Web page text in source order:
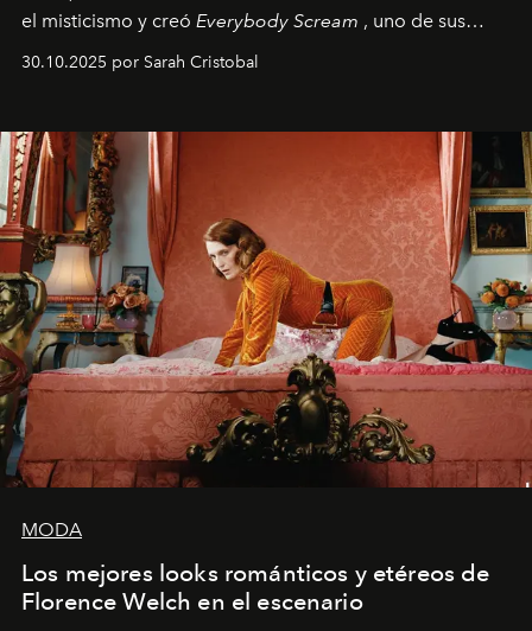
el misticismo y creó Everybody Scream , uno de sus
álbumes más profundos hasta la fecha.
30.10.2025 por Sarah Cristobal
MODA
Los mejores looks románticos y etéreos de
Florence Welch en el escenario